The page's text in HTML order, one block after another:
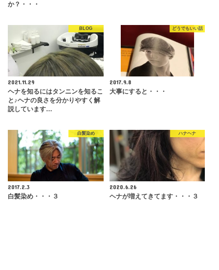
か？・・・
BLOG
2021.11.29
ヘナを知るにはタンニンを知るこ
と♪ヘナの良さを分かりやすく解
説しています…
どうでもいい話
2017.9.8
大事にすると・・・
白髪染め
2017.2.3
白髪染め・・・３
ハナヘナ
2020.6.26
ヘナが増えてきてます・・・３